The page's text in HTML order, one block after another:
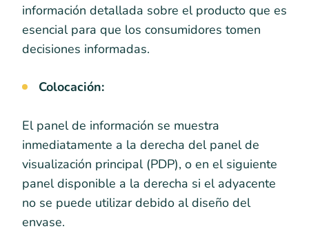
información detallada sobre el producto que es
esencial para que los consumidores tomen
decisiones informadas.
Colocación:
El panel de información se muestra
inmediatamente a la derecha del panel de
visualización principal (PDP), o en el siguiente
panel disponible a la derecha si el adyacente
no se puede utilizar debido al diseño del
envase.